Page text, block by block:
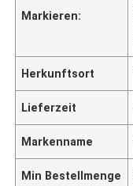
Markieren:
Herkunftsort
Lieferzeit
Markenname
Min Bestellmenge